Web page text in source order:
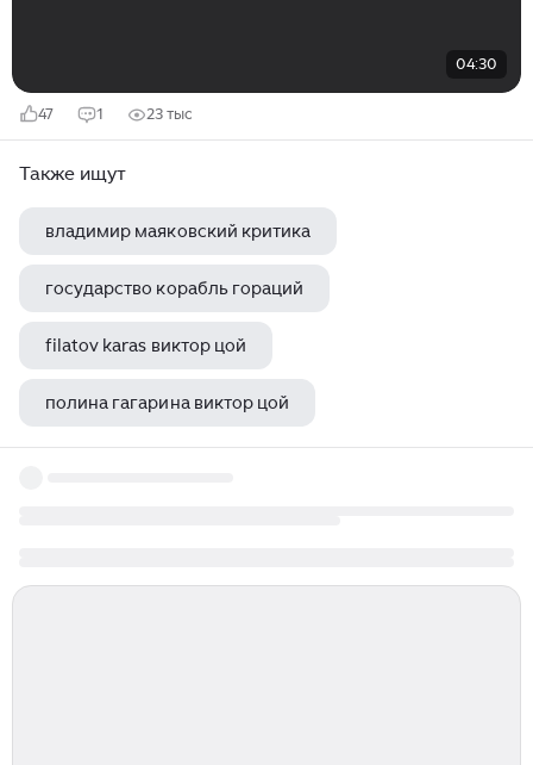
04:30
47 1 23 тыс
Также ищут
владимир маяковский критика
государство корабль гораций
filatov karas виктор цой
полина гагарина виктор цой